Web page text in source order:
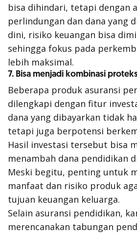
bisa dihindari, tetapi dengan
perlindungan dan dana yang
dini, risiko keuangan bisa
sehingga fokus pada
lebih maksimal.
7. Bisa menjadi kombinasi
Beberapa produk asuransi
dilengkapi dengan fitur
dana yang dibayarkan tidak
tetapi juga berpotensi
Hasil investasi tersebut bisa
menambah dana pendidikan
Meski begitu, penting untuk
manfaat dan risiko produk
tujuan keuangan keluarga.
Selain asuransi pendidikan,
merencanakan tabungan